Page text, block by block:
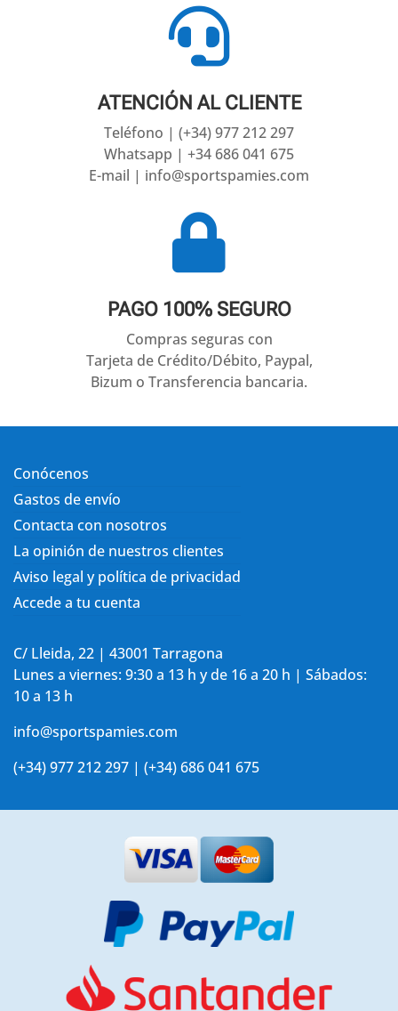

ATENCIÓN AL CLIENTE
Teléfono | (+34) 977 212 297
Whatsapp | +34 686 041 675
E-mail | info@sportspamies.com

PAGO 100% SEGURO
Compras seguras con
Tarjeta de Crédito/Débito, Paypal,
Bizum o Transferencia bancaria.
Conócenos
Gastos de envío
Contacta con nosotros
La opinión de nuestros clientes
Aviso legal y política de privacidad
Accede a tu cuenta
C/ Lleida, 22 | 43001 Tarragona
Lunes a viernes: 9:30 a 13 h y de 16 a 20 h | Sábados:
10 a 13 h
info@sportspamies.com
(+34) 977 212 297 | (+34) 686 041 675